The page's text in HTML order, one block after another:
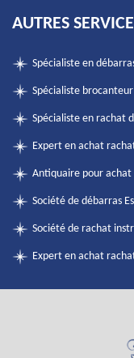
AUTRES
Spécialiste en
Spécialiste
Spécialiste en rachat
Expert en achat
Antiquaire pour achat
Société de débarras
Société de rachat
Expert en achat